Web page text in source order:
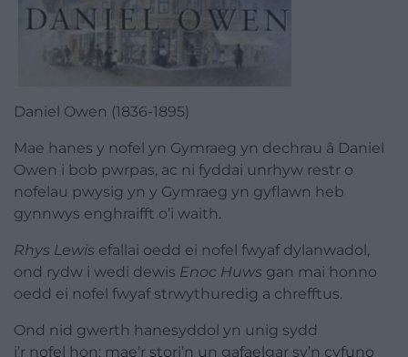
Daniel Owen (1836-1895)
Mae hanes y nofel yn Gymraeg yn dechrau â Daniel
Owen i bob pwrpas, ac ni fyddai unrhyw restr o
nofelau pwysig yn y Gymraeg yn gyflawn heb
gynnwys enghraifft o’i waith.
Rhys Lewis efallai oedd ei nofel fwyaf dylanwadol,
ond rydw i wedi dewis Enoc Huws gan mai honno
oedd ei nofel fwyaf strwythuredig a chrefftus.
Ond nid gwerth hanesyddol yn unig sydd
i’r nofel
hon: mae’r stori’n un gafaelgar sy’n cyfuno